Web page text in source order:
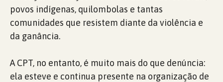
povos indígenas, quilombolas e tantas
comunidades que resistem diante da violência e
da ganância.
A CPT, no entanto, é muito mais do que denúncia:
ela esteve e continua presente na organização de